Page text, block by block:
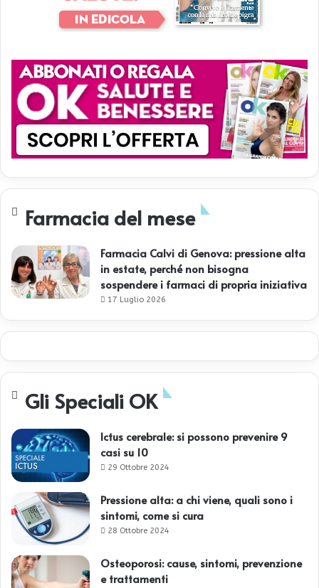
Farmacia del mese
Farmacia Calvi di Genova: pressione alta
in estate, perché non bisogna
sospendere i farmaci di propria iniziativa
17 Luglio 2026
Gli Speciali OK
Ictus cerebrale: si possono prevenire 9
casi su 10
29 Ottobre 2024
Pressione alta: a chi viene, quali sono i
sintomi, come si cura
28 Ottobre 2024
Osteoporosi: cause, sintomi, prevenzione
e trattamenti